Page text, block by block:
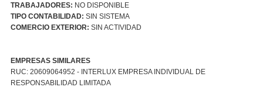
TRABAJADORES: NO DISPONIBLE
TIPO CONTABILIDAD: SIN SISTEMA
COMERCIO EXTERIOR: SIN ACTIVIDAD
EMPRESAS SIMILARES
RUC: 20609064952 - INTERLUX EMPRESA INDIVIDUAL DE
RESPONSABILIDAD LIMITADA